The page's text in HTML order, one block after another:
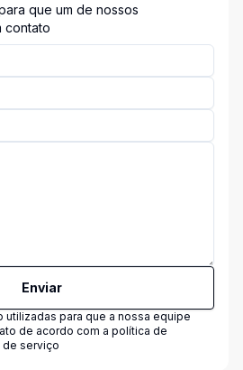
que um de nossos
contato
Enviar
utilizadas para que a nossa equipe
de acordo com a política de
serviço